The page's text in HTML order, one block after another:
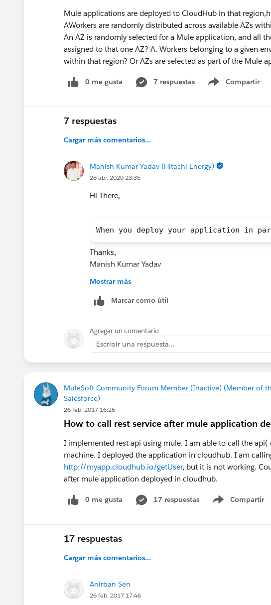
Mule applications are deployed to CloudHub in that
AWorkers are randomly distributed across available AZs
An AZ is randomly selected for a Mule application, and all
assigned to that one AZ? A. Workers belonging to a given
within that region? Or AZs are selected as part of the Mule
0 me gusta 7 respuestas Compartir
Show menu
7 respuestas
Cargar más comentarios...
Manish Kumar Yadav (Hitachi Energy)
28 abr. 2020 23:35
Hi There,
When you deploy your application in
Thanks,
Manish Kumar Yadav
Mostrar más
Marcar como útil
Agregar un comentario
Escribir una respuesta...
MuleSoft Community Forum Member (Inactive) (Member of
Salesforce)
26 feb. 2017 16:26
How to call rest service after mule application
I implemented rest api using mule. I am able to call the
machine. I deployed the application in cloudhub. I am
http://myapp.cloudhub.io/getUser, but it is not working.
after mule application deployed in cloudhub.
0 me gusta 17 respuestas Compartir
Show menu
17 respuestas
Cargar más comentarios...
Anirban Sen
26 feb. 2017 17:46